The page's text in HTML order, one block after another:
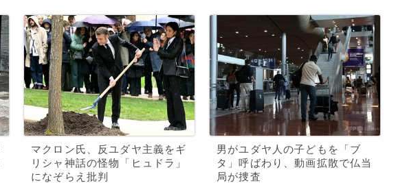
マクロン氏、反ユダヤ主義をギ
リシャ神話の怪物「ヒュドラ」
になぞらえ批判
男がユダヤ人の子どもを「ブ
タ」呼ばわり、動画拡散で仏当
局が捜査